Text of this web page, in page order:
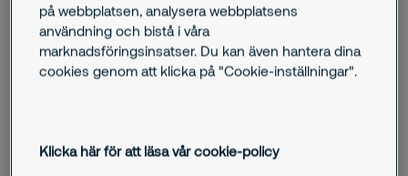
system
på webbplatsen, analysera webbplatsens
användning och bistå i våra
marknadsföringsinsatser. Du kan även hantera dina
cookies genom att klicka på "Cookie-inställningar".
Klicka här för att läsa vår cookie-policy